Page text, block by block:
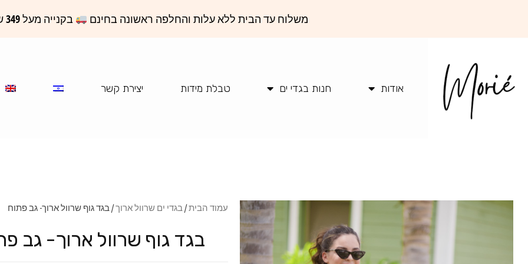
משלוח עד הבית ללא עלות והחלפה ראשונה בחינם בקנייה מעל 349 ש"ח באתר
אודות חנות בגדי ים טבלת מידות יצירת קשר
עמוד הבית/ בגדי ים שרוול ארוך/ בגד גוף שרוול ארוך- גב פתוח
בגד גוף שרוול ארוך- גב